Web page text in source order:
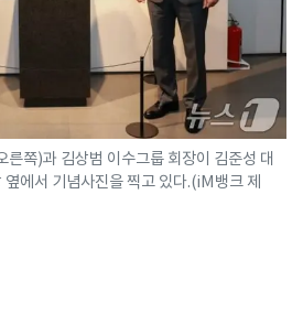
쪽)과 김상범 이수그룹 회장이 김준성 대
에서 기념사진을 찍고 있다.(iM뱅크 제